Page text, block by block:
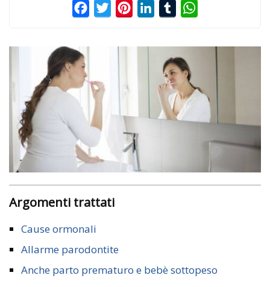
FacebookTwitterPinterestLinkedInTumblr
Argomenti trattati
Cause ormonali
Allarme parodontite
Anche parto prematuro e bebè sottopeso